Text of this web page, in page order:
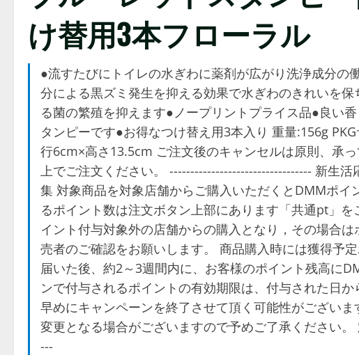
け替用3本フローラル
●流すたびにトイレの水ぎわに薬剤が広がり洗浄成分
分による黒ズミ発生を抑える効果で水ぎわのきれいを
る菌の繁殖を抑えます●ノープリントプライス品●良い
タンピーです●お得なつけ替え用3本入り 重量:156g
行6cm×高さ13.5cm ご注文後のキャンセルは原則、承
上でご注文ください。 ---------------------------------- 新生
集 対象商品を対象店舗からご購入いただくとDMMポ
るポイント数は注文ボタン上部にあります「共通pt」
イント付与対象外の店舗からの購入となり，その場合
売者のご確認をお願いします。 商品購入時には獲得予
届いた後、約2～3週間内に、お客様のポイント残高に
ンで付与されるポイントの有効期限は、付与された日
早めにキャンペーンを終了させて頂く可能性がござい
変更となる場合がございますので予めご了承ください
---